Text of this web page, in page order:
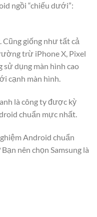
ngồi “chiếu dưới”:
Cũng giống như tất cả
trừ iPhone X, Pixel
sử dụng màn hình cao
cạnh màn hình.
là công ty được kỳ
chuẩn mực nhất.
Android chuẩn
nên chọn Samsung là